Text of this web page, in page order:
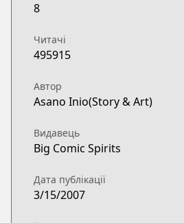
8
Читачі
495915
Автор
Asano Inio(Story & Art)
Видавець
Big Comic Spirits
Дата публікації
3/15/2007